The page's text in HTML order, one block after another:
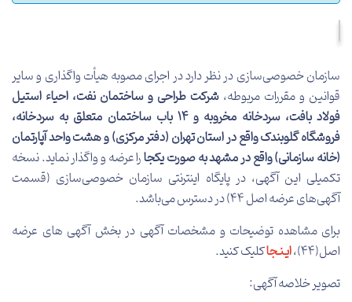
سازمان خصوصی‌سازی در نظر دارد در اجرای مصوبه هیأت واگذاری و سایر
قوانین و مقررات مربوطه، شرکت طراحی و ساختمان نفت، احیاء استیل
فولاد بافت،سردخانه مخروبه و 14 باب ساختمان
متعلق به سردخانه،
فروشگاه گلوبندک واقع در استان تهران (دفتر مرکزی) و هشت واحد آپارتمان
(خانه سازمانی) واقع در مشهد به صورت یکجارا عرضه و واگذار نماید.نسخه
تکمیلی این آگهی، در پایگاه اینترنتی سازمان خصوصی‌سازی (قسمت
آگهی‌های عرضه اصل 44) در دسترس می‌باشد.
برای مشاهده توضیحات و مشخصات آگهی در بخش آگهی های عرضه
اصل(44)،ایـنـجاکلیک کنید.
تصویر خلاصه آگهی: